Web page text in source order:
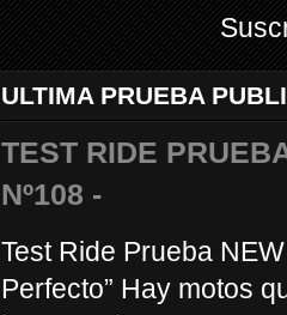
ULTIMA PRUEBA
TEST RIDE
Nº108 -
Test Ride Prueba
Perfecto” Hay motos